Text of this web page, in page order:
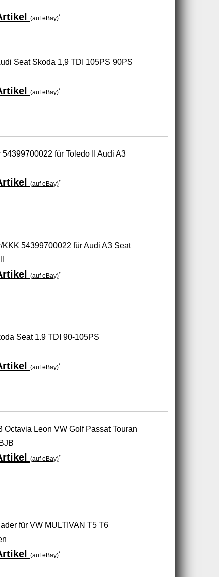
(auf eBay)*
Seat Skoda 1,9 TDI 105PS 90PS
(auf eBay)*
für Toledo II Audi A3
(auf eBay)*
54399700022 für Audi A3 Seat
(auf eBay)*
Seat 1.9 TDI 90-105PS
(auf eBay)*
Octavia Leon VW Golf Passat Touran
(auf eBay)*
für VW MULTIVAN T5 T6
(auf eBay)*